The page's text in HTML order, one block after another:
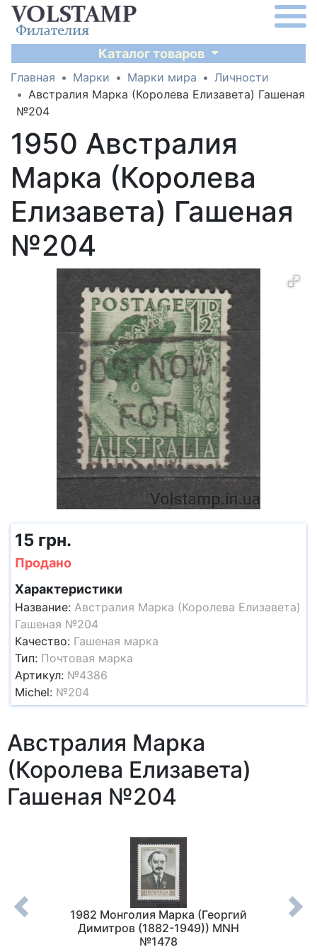
Каталог товаров
Главная Марки Марки мира
Личности
Австралия Марка (Королева Елизавета) Гашеная
№204
1950 Австралия
Марка (Королева
Елизавета) Гашеная
№204
15 грн.
Продано
Характеристики
Название: Австралия Марка (Королева Елизавета)
Гашеная №204
Качество: Гашеная марка
Тип: Почтовая марка
Артикул: №4386
Michel: №204
Австралия Марка
(Королева Елизавета)
Гашеная №204
1982 Монголия Марка (Георгий
Димитров (1882-1949)) MNH
№1478